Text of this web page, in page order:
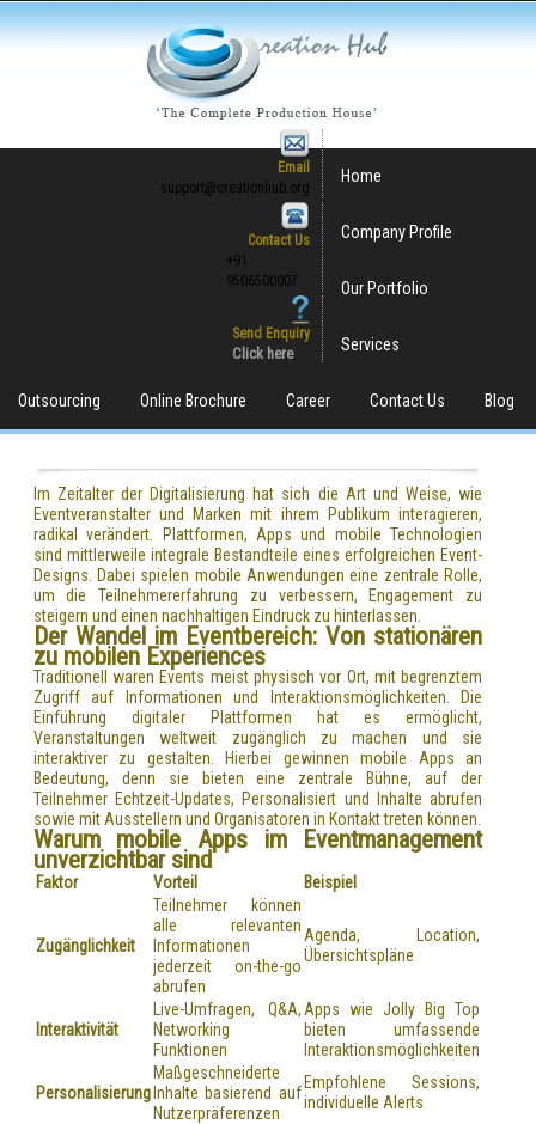
Email
support@creationhub.org
Contact Us
+91
9506500007
Send Enquiry
Click here
Home
Company Profile
Our Portfolio
Services
Outsourcing Online Brochure Career Contact Us Blog
Im Zeitalter der Digitalisierung hat sich die Art und Weise, wie
Eventveranstalter und Marken mit ihrem Publikum interagieren,
radikal verändert. Plattformen, Apps und mobile Technologien
sind mittlerweile integrale Bestandteile eines erfolgreichen Event-
Designs. Dabei spielen mobile Anwendungen eine zentrale Rolle,
um die Teilnehmererfahrung zu verbessern, Engagement zu
steigern und einen nachhaltigen Eindruck zu hinterlassen.
Der Wandel im Eventbereich: Von stationären
zu mobilen Experiences
Traditionell waren Events meist physisch vor Ort, mit begrenztem
Zugriff auf Informationen und Interaktionsmöglichkeiten. Die
Einführung digitaler Plattformen hat es ermöglicht,
Veranstaltungen weltweit zugänglich zu machen und sie
interaktiver zu gestalten. Hierbei gewinnen mobile Apps an
Bedeutung, denn sie bieten eine zentrale Bühne, auf der
Teilnehmer Echtzeit-Updates, Personalisiert und Inhalte abrufen
sowie mit Ausstellern und Organisatoren in Kontakt treten können.
Warum mobile Apps im Eventmanagement
unverzichtbar sind
Faktor Vorteil Beispiel
Zugänglichkeit
Teilnehmer können
alle relevanten
Informationen
jederzeit on-the-go
abrufen
Agenda, Location,
Übersichtspläne
Interaktivität
Live-Umfragen, Q&A,
Networking
Funktionen
Apps wie Jolly Big Top
bieten umfassende
Interaktionsmöglichkeiten
Personalisierung
Maßgeschneiderte
Inhalte basierend auf
Nutzerpräferenzen
Empfohlene Sessions,
individuelle Alerts